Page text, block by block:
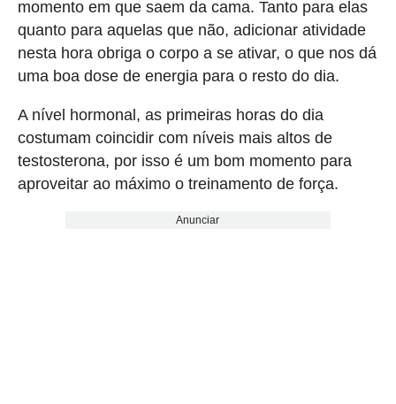
momento em que saem da cama. Tanto para elas
quanto para aquelas que não, adicionar atividade
nesta hora obriga o corpo a se ativar, o que nos dá
uma boa dose de energia para o resto do dia.
A nível hormonal, as primeiras horas do dia
costumam coincidir com níveis mais altos de
testosterona, por isso é um bom momento para
aproveitar ao máximo o treinamento de força.
Anunciar